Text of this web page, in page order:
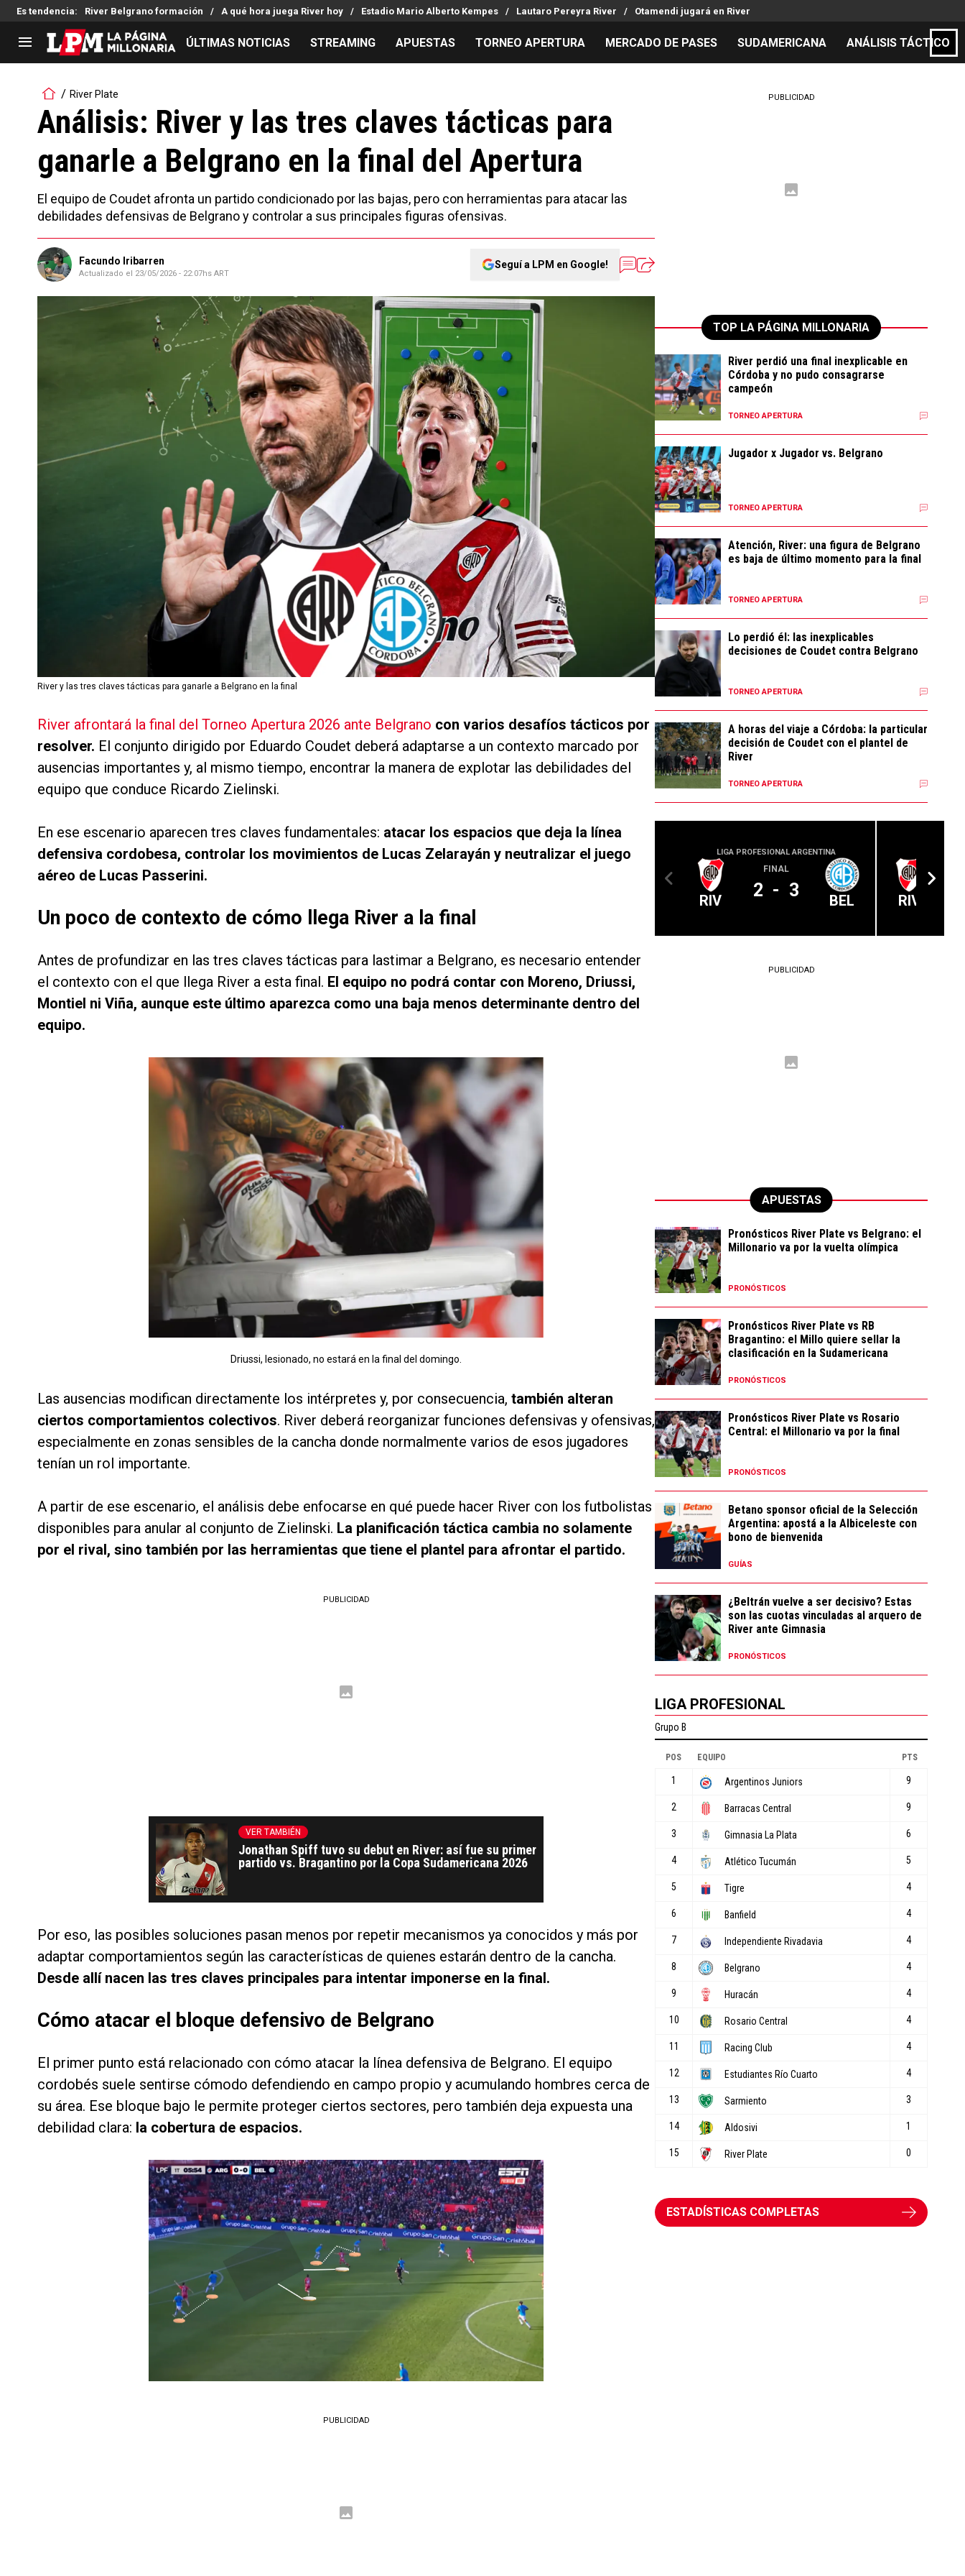
Es tendencia: River Belgrano formación A qué hora juega River hoy Estadio Mario Alberto Kempes Lautaro Pereyra River Otamendi jugará en River
LIGA PROFESIONAL
Noticias
Tabla de posiciones
Reserva
Copa Sudamericana
Copa Argentina
Selección Argentina
Mercado de Pases
Análisis tácticos
Juanfer Quintero
Chacho Coudet
Streaming
Entradas
Hinchas
Los goles de River
Guías
ÚLTIMAS NOTICIAS STREAMING APUESTAS TORNEO APERTURA MERCADO DE PASES SUDAMERICANA ANÁLISIS TÁCTICO
River Plate
Análisis: River y las tres claves tácticas para
ganarle a Belgrano en la final del Apertura
El equipo de Coudet afronta un partido condicionado por las bajas, pero con herramientas para atacar las
debilidades defensivas de Belgrano y controlar a sus principales figuras ofensivas.
Facundo Iribarren
Actualizado el 23/05/2026 - 22:07hs ART
Seguí a LPM en Google!
River y las tres claves tácticas para ganarle a Belgrano en la final
River afrontará la final del Torneo Apertura 2026 ante Belgrano con varios desafíos tácticos por
resolver. El conjunto dirigido por Eduardo Coudet deberá adaptarse a un contexto marcado por
ausencias importantes y, al mismo tiempo, encontrar la manera de explotar las debilidades del
equipo que conduce Ricardo Zielinski.
En ese escenario aparecen tres claves fundamentales: atacar los espacios que deja la línea
defensiva cordobesa, controlar los movimientos de Lucas Zelarayán y neutralizar el juego
aéreo de Lucas Passerini.
Un poco de contexto de cómo llega River a la final
Antes de profundizar en las tres claves tácticas para lastimar a Belgrano, es necesario entender
el contexto con el que llega River a esta final. El equipo no podrá contar con Moreno, Driussi,
Montiel ni Viña, aunque este último aparezca como una baja menos determinante dentro del
equipo.
Driussi, lesionado, no estará en la final del domingo.
Las ausencias modifican directamente los intérpretes y, por consecuencia, también alteran
ciertos comportamientos colectivos. River deberá reorganizar funciones defensivas y ofensivas,
especialmente en zonas sensibles de la cancha donde normalmente varios de esos jugadores
tenían un rol importante.
A partir de ese escenario, el análisis debe enfocarse en qué puede hacer River con los futbolistas
disponibles para anular al conjunto de Zielinski. La planificación táctica cambia no solamente
por el rival, sino también por las herramientas que tiene el plantel para afrontar el partido.
PUBLICIDAD
VER TAMBIÉN
Jonathan Spiff tuvo su debut en River: así fue su primer
partido vs. Bragantino por la Copa Sudamericana 2026
Por eso, las posibles soluciones pasan menos por repetir mecanismos ya conocidos y más por
adaptar comportamientos según las características de quienes estarán dentro de la cancha.
Desde allí nacen las tres claves principales para intentar imponerse en la final.
Cómo atacar el bloque defensivo de Belgrano
El primer punto está relacionado con cómo atacar la línea defensiva de Belgrano. El equipo
cordobés suele sentirse cómodo defendiendo en campo propio y acumulando hombres cerca de
su área. Ese bloque bajo le permite proteger ciertos sectores, pero también deja expuesta una
debilidad clara: la cobertura de espacios.
PUBLICIDAD
PUBLICIDAD
TOP LA PÁGINA MILLONARIA
River perdió una final inexplicable en
Córdoba y no pudo consagrarse
campeón
TORNEO APERTURA
Jugador x Jugador vs. Belgrano
TORNEO APERTURA
Atención, River: una figura de Belgrano
es baja de último momento para la final
TORNEO APERTURA
Lo perdió él: las inexplicables
decisiones de Coudet contra Belgrano
TORNEO APERTURA
A horas del viaje a Córdoba: la particular
decisión de Coudet con el plantel de
River
TORNEO APERTURA
LIGA PROFESIONAL ARGENTINA
RIV
FINAL
2 - 3 BEL RIV
PUBLICIDAD
APUESTAS
Pronósticos River Plate vs Belgrano: el
Millonario va por la vuelta olímpica
PRONÓSTICOS
Pronósticos River Plate vs RB
Bragantino: el Millo quiere sellar la
clasificación en la Sudamericana
PRONÓSTICOS
Pronósticos River Plate vs Rosario
Central: el Millonario va por la final
PRONÓSTICOS
Betano sponsor oficial de la Selección
Argentina: apostá a la Albiceleste con
bono de bienvenida
GUÍAS
¿Beltrán vuelve a ser decisivo? Estas
son las cuotas vinculadas al arquero de
River ante Gimnasia
PRONÓSTICOS
LIGA PROFESIONAL
ESTADÍSTICAS COMPLETAS